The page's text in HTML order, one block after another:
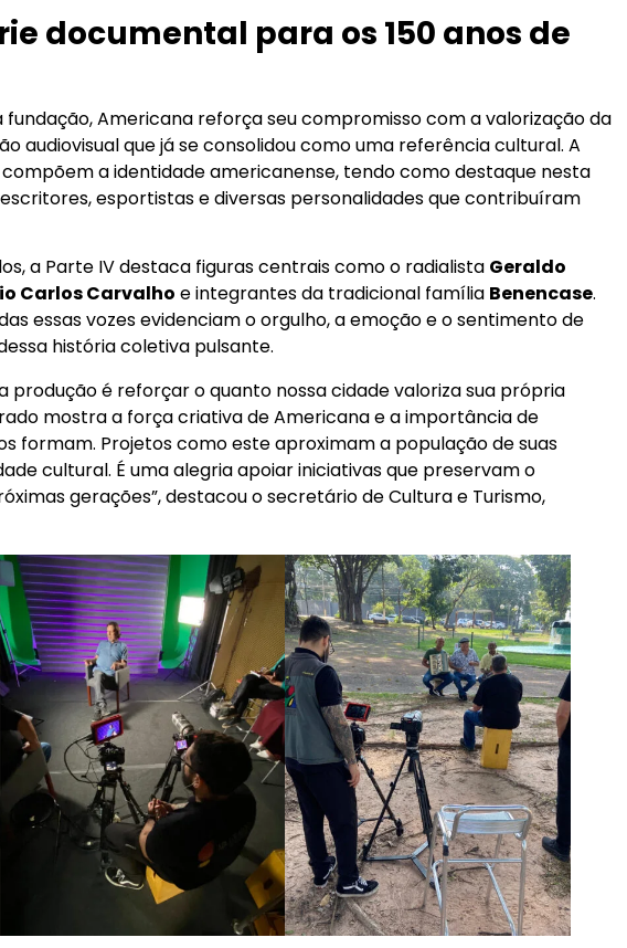
documental para os 150 anos de
Americana reforça seu compromisso com a valorização da
audiovisual que já se consolidou como uma referência cultural. A
a identidade americanense, tendo como destaque nesta
esportistas e diversas personalidades que contribuíram
a Parte IV destaca figuras centrais como o radialista Geraldo
Carlos Carvalho e integrantes da tradicional família Benencase.
essas vozes evidenciam o orgulho, a emoção e o sentimento de
história coletiva pulsante.
produção é reforçar o quanto nossa cidade valoriza sua própria
mostra a força criativa de Americana e a importância de
formam. Projetos como este aproximam a população de suas
cultural. É uma alegria apoiar iniciativas que preservam o
gerações”, destacou o secretário de Cultura e Turismo,